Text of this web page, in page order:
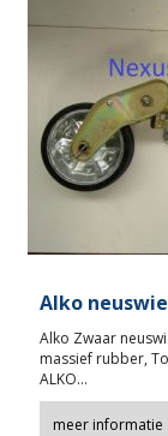
Alko
Alko Zwaar
massief rubber,
ALKO…
meer informatie